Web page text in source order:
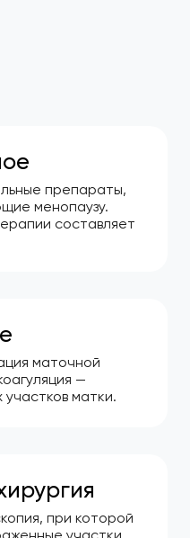
препараты,
менопаузу.
составляет
маточной
—
матки.
при которой